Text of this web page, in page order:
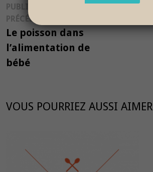
Navigation
de
l’article
PUBLICATION
PRÉCÉDENTE
précédente :
Le poisson dans
l’alimentation de
bébé
VOUS POURRIEZ AUSSI AIMER